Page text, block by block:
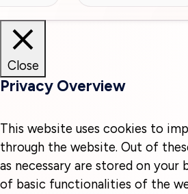
Close
Privacy Overview
This website uses cookies to
through the website. Out of
as necessary are stored on
of basic functionalities of the